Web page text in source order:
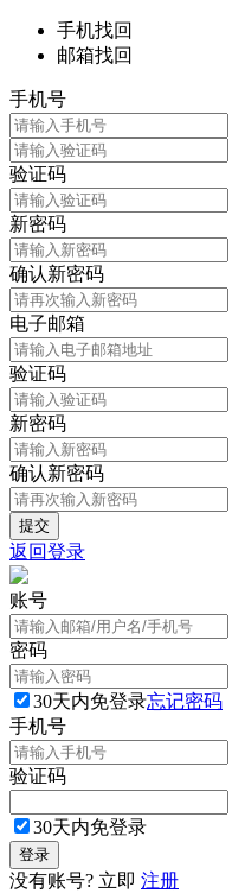
手机找回
邮箱找回
手机号
验证码
新密码
确认新密码
电子邮箱
验证码
新密码
确认新密码
返回登录
账号
密码
30天内免登录忘记密码
手机号
验证码
30天内免登录
没有账号? 立即 注册